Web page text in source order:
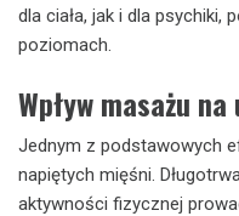
dla ciała, jak i dla psychiki,
poziomach.
Wpływ masażu
Jednym z podstawowych
napiętych mięśni.
aktywności fizycznej